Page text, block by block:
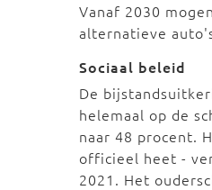
Vanaf 2030
alternatieve
Sociaal beleid
De
helemaal op de
naar 48 procent.
officieel heet -
2021. Het